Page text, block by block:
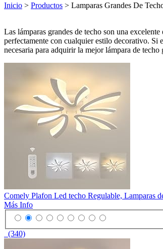
Inicio > Productos > Lamparas Grandes De
Las lámparas grandes de techo son una
perfectamente con cualquier estilo decorativo. Si
necesaria para adquirir la mejor lámpara de techo
Comely Plafon Led techo Regulable, Lamparas
Más Info
(340)